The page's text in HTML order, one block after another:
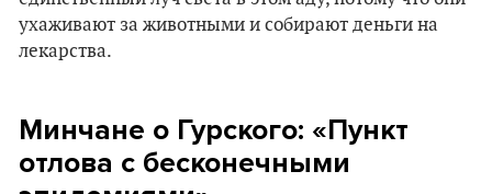
ухаживают за животными и собирают деньги на
лекарства.
Минчане о Гурского: «Пункт
отлова с бесконечными